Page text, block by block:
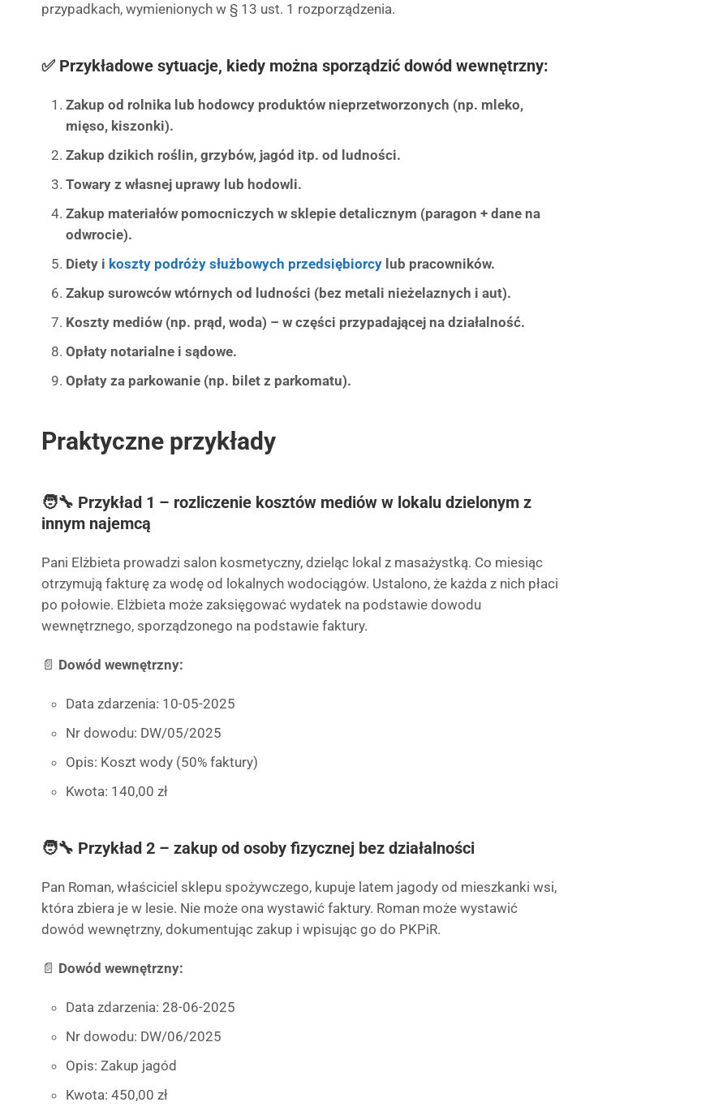
przypadkach, wymienionych w § 13 ust. 1 rozporządzenia.
✅ Przykładowe sytuacje, kiedy można sporządzić dowód wewnętrzny:
Zakup od rolnika lub hodowcy produktów nieprzetworzonych (np. mleko,
mięso, kiszonki).
Zakup dzikich roślin, grzybów, jagód itp. od ludności.
Towary z własnej uprawy lub hodowli.
Zakup materiałów pomocniczych w sklepie detalicznym (paragon + dane na
odwrocie).
Diety i koszty podróży służbowych przedsiębiorcy lub pracowników.
Zakup surowców wtórnych od ludności (bez metali nieżelaznych i aut).
Koszty mediów (np. prąd, woda) – w części przypadającej na działalność.
Opłaty notarialne i sądowe.
Opłaty za parkowanie (np. bilet z parkomatu).
Praktyczne przykłady
🧑‍🔧 Przykład 1 – rozliczenie kosztów mediów w lokalu dzielonym z
innym najemcą
Pani Elżbieta prowadzi salon kosmetyczny, dzieląc lokal z masażystką. Co miesiąc
otrzymują fakturę za wodę od lokalnych wodociągów. Ustalono, że każda z nich płaci
po połowie. Elżbieta może zaksięgować wydatek na podstawie dowodu
wewnętrznego, sporządzonego na podstawie faktury.
📄 Dowód wewnętrzny:
Data zdarzenia: 10-05-2025
Nr dowodu: DW/05/2025
Opis: Koszt wody (50% faktury)
Kwota: 140,00 zł
🧑‍🔧 Przykład 2 – zakup od osoby fizycznej bez działalności
Pan Roman, właściciel sklepu spożywczego, kupuje latem jagody od mieszkanki wsi,
która zbiera je w lesie. Nie może ona wystawić faktury. Roman może wystawić
dowód wewnętrzny, dokumentując zakup i wpisując go do PKPiR.
📄 Dowód wewnętrzny:
Data zdarzenia: 28-06-2025
Nr dowodu: DW/06/2025
Opis: Zakup jagód
Kwota: 450,00 zł